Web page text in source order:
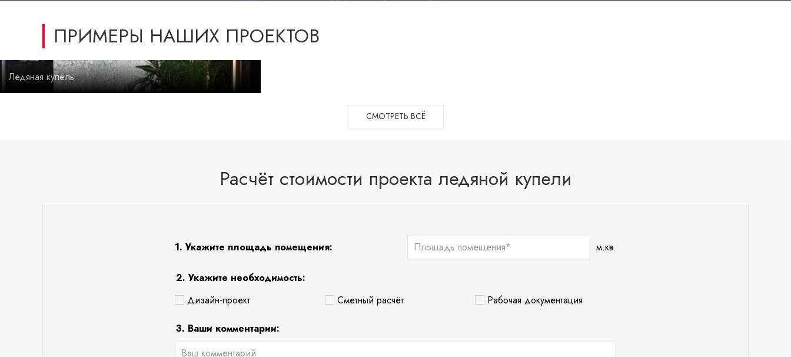
ПРИМЕРЫ НАШИХ ПРОЕКТОВ
Ледяная купель
СМОТРЕТЬ ВСЁ
Расчёт стоимости проекта ледяной купели
1. Укажите площадь помещения: м.кв.
2. Укажите необходимость:
Дизайн-проект
Сметный расчёт Рабочая документация
3. Ваши комментарии: